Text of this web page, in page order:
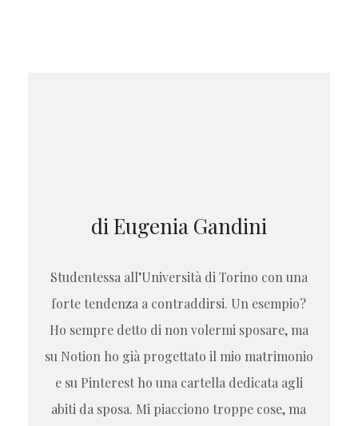
di Eugenia Gandini
Studentessa all’Università di Torino con una
forte tendenza a contraddirsi. Un esempio?
Ho sempre detto di non volermi sposare, ma
su Notion ho già progettato il mio matrimonio
e su Pinterest ho una cartella dedicata agli
abiti da sposa. Mi piacciono troppe cose, ma